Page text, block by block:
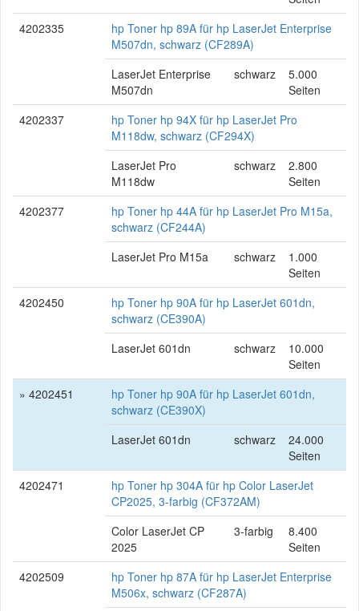
4202335
hp Toner hp 89A für hp LaserJet Enterprise
M507dn, schwarz (CF289A)
LaserJet Enterprise
M507dn
schwarz
5.000
Seiten
4202337
hp Toner hp 94X für hp LaserJet Pro
M118dw, schwarz (CF294X)
LaserJet Pro
M118dw
schwarz
2.800
Seiten
4202377
hp Toner hp 44A für hp LaserJet Pro M15a,
schwarz (CF244A)
LaserJet Pro M15a
schwarz
1.000
Seiten
4202450
hp Toner hp 90A für hp LaserJet 601dn,
schwarz (CE390A)
LaserJet 601dn
schwarz
10.000
Seiten
» 4202451
hp Toner hp 90A für hp LaserJet 601dn,
schwarz (CE390X)
LaserJet 601dn
schwarz
24.000
Seiten
4202471
hp Toner hp 304A für hp Color LaserJet
CP2025, 3-farbig (CF372AM)
Color LaserJet CP
2025
3-farbig
8.400
Seiten
4202509
hp Toner hp 87A für hp LaserJet Enterprise
M506x, schwarz (CF287A)